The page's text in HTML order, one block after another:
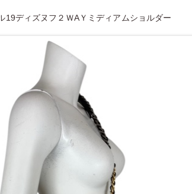
19ディズヌフ２ＷAＹミディアムショルダー